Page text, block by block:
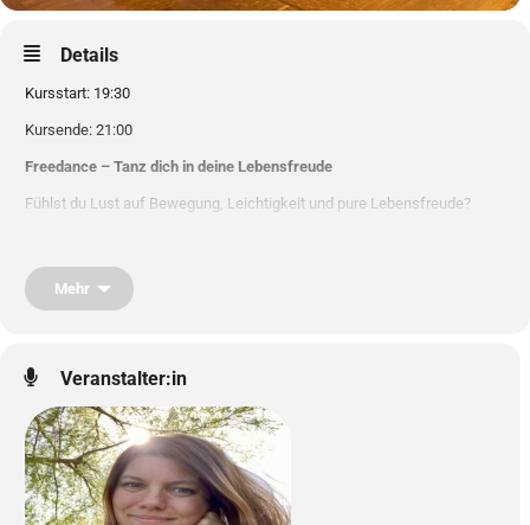
Details
Kursstart: 19:30
Kursende: 21:00
Freedance – Tanz dich in deine Lebensfreude
Fühlst du Lust auf Bewegung, Leichtigkeit und pure Lebensfreude?
Wir bewegen uns barfuß, achtsam und nach deinem eigenen Tempo.
Sanfte Übungen wechseln mit freien Bewegungen, die Stress und
Zum Abschluss gibt es eine kurze Entspannung und Meditation.
Hier geht es nicht um Perfektion, sondern um
dein Wohlbefinden.
Komm so, wie du bist, und feiere dein SEIN!
Mehr
Veranstalter:in